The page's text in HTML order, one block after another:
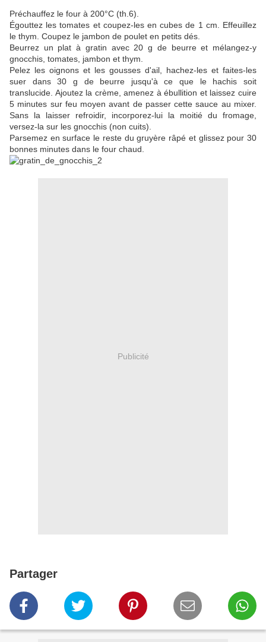
Préchauffez le four à 200°C (th.6).
Égouttez les tomates et coupez-les en cubes de 1 cm. Effeuillez
le thym. Coupez le jambon de poulet en petits dés.
Beurrez un plat à gratin avec 20 g de beurre et mélangez-y
gnocchis, tomates, jambon et thym.
Pelez les oignons et les gousses d'ail, hachez-les et faites-les
suer dans 30 g de beurre jusqu'à ce que le hachis soit
translucide. Ajoutez la crème, amenez à ébullition et laissez cuire
5 minutes sur feu moyen avant de passer cette sauce au mixer.
Sans la laisser refroidir, incorporez-lui la moitié du fromage,
versez-la sur les gnocchis (non cuits).
Parsemez en surface le reste du gruyère râpé et glissez pour 30
bonnes minutes dans le four chaud.
Publicité
Partager